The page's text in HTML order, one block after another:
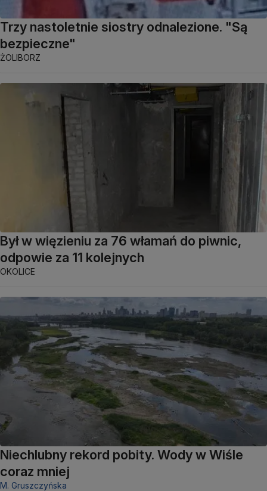
Trzy nastoletnie siostry odnalezione. "Są
bezpieczne"
ŻOLIBORZ
Był w więzieniu za 76 włamań do piwnic,
odpowie za 11 kolejnych
OKOLICE
Niechlubny rekord pobity. Wody w Wiśle
coraz mniej
M. Gruszczyńska